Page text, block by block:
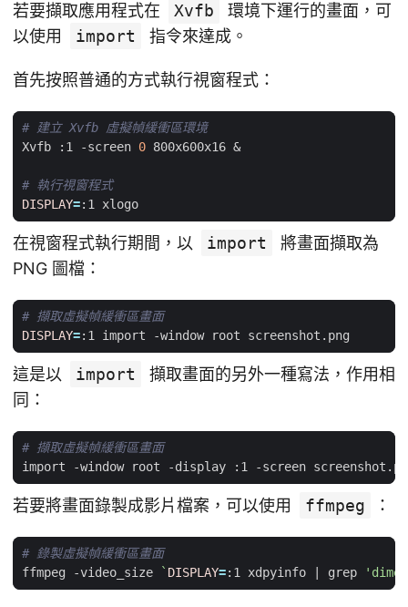
若要擷取應用程式在 Xvfb
環境下運行的畫面，可
以使用
import 指令來達成。
首先按照普通的方式執行視窗程式：
# 建立 Xvfb 虛擬幀緩衝區環境
Xvfb :1 -screen 0 800x600x16 &
# 執行視窗程式
DISPLAY=
在視窗程式執行期間，以 import
將畫面擷取為
PNG 圖檔：
# 擷取虛擬幀緩衝區畫面
DISPLAY=
這是以 import
擷取畫面的另外一種寫法，作用相
同：
# 擷取虛擬幀緩衝區畫面
若要將畫面錄製成影片檔案，可以使用 ffmpeg ：
# 錄製虛擬幀緩衝區畫面
ffmpeg -video_size
` DISPLAY=:1 xdpyinfo grep